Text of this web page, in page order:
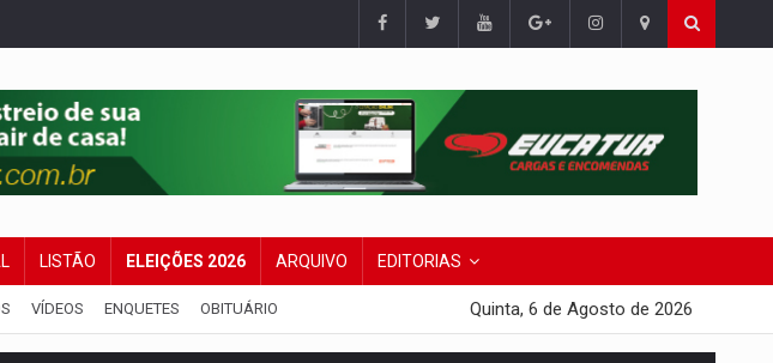
LISTÃO ELEIÇÕES 2026 ARQUIVO EDITORIAS
VÍDEOS ENQUETES OBITUÁRIO Quinta, 6 de Agosto de 2026